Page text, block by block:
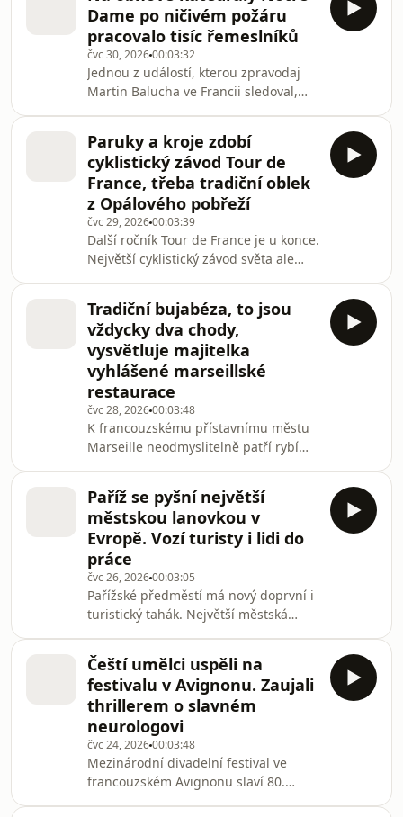
západě Francie mluví přes 200 tisíc
lidí. Naučit se ji můžete ve
specializovaných školách jménem
Diwan nebo v kulturních
střediscích.Všechny díly podcastu
Zápisník zahraničních zpravodajů
můžete pohodlně poslouchat v mobi
Dame po ničivém požáru
pracovalo tisíc řemeslníků
čvc 30, 202600:03:32
Jednou z událostí, kterou zpravodaj
Martin Balucha ve Francii sledoval,
Předloni v prosinci ji po ničivém
požáru znovu otevřeli veřejnosti.
Hned první měsíc poté navštívily
Notre-Dame statisíce lidí. Všechny díly
podcastu Zápisník zahraničních
zpravodajů můžete pohodlně
poslouchat v mobilní aplikaci
mujRozhlas pro Android a iOS ne
Paruky a kroje zdobí
cyklistický závod Tour de
France, třeba tradiční oblek
z Opálového pobřeží
čvc 29, 202600:03:39
Další ročník Tour de France je u konce.
Největší cyklistický závod světa ale
závodníka. Pomáhá taky při
uchovávání tradic a zvyklostí. Před
časem se o tom přesvědčil i náš
zpravodaj Martin Balucha.Všechny
díly podcastu Zápisník zahraničních
zpravodajů můžete pohodlně
poslouchat v mobilní aplikaci
mujRozhlas pro Android a iOS nebo
na we
Tradiční bujabéza, to jsou
vždycky dva chody,
vysvětluje majitelka
vyhlášené marseillské
restaurace
čvc 28, 202600:03:48
K francouzskému přístavnímu městu
Marseille neodmyslitelně patří rybí
koření, jako je šafrán nebo badyán. Z
původně chudého rybářského pokrmu
se stalo slavnostní jídlo pro výjimečné
příležitosti. Postupně se taky změnil
způsob, jakým restaurace rybí polévku
připravují a podávají. Ve vyhlášeném
podniku ve starém marseilleském
příst
Paříž se pyšní největší
městskou lanovkou v
Evropě. Vozí turisty i lidi do
práce
čvc 26, 202600:03:05
Pařížské předměstí má nový doprvní i
turistický tahák. Největší městská
rokem. Pětikilometrová trasa s pěti
stanicemi nabízí cestujícím nejen
výhled na Eiffelovu věž a další
pařížské dominanty, ale hlavně
rychlejší a pohodlnější spojení. Ještě
před návratem do Česka se v lanovce
stihl svézt náš zpravodaj ve Francii
Martin Balucha. Jeho
nejposlouchanějším repor
Čeští umělci uspěli na
festivalu v Avignonu. Zaujali
thrillerem o slavném
neurologovi
čvc 24, 202600:03:48
Mezinárodní divadelní festival ve
francouzském Avignonu slaví 80.